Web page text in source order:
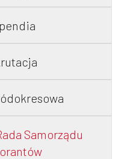
Samorządu